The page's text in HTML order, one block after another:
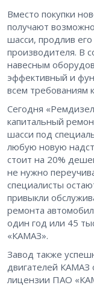
Вместо покупки
получают
шасси, продлив
производителя. В
навесным
эффективный и
всем требованиям
Сегодня
капитальный
шасси под
любую новую
стоит на 20%
не нужно
специалисты
привыкли
ремонта
один год или 45
«КАМАЗ».
Завод также
двигателей КАМАЗ
лицензии ПАО